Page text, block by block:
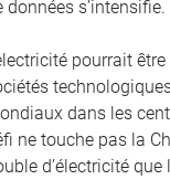
données s’intensifie.
pourrait
dans les
ne touche pas la
d’électricité que